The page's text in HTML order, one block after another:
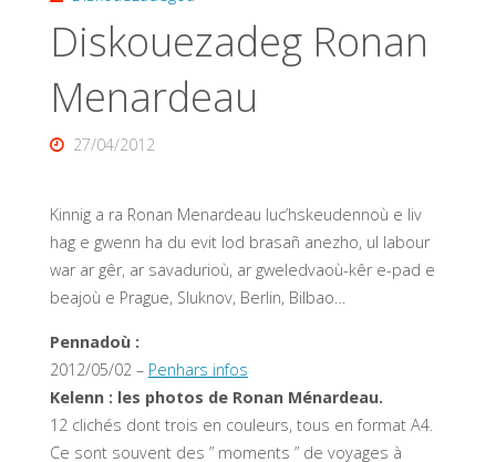
Diskouezadeg Ronan
Menardeau
27/04/2012
Kinnig a ra Ronan Menardeau luc’hskeudennoù e liv
hag e gwenn ha du evit lod brasañ anezho, ul labour
war ar gêr, ar savadurioù, ar gweledvaoù-kêr e-pad e
beajoù e Prague, Sluknov, Berlin, Bilbao…
Pennadoù :
2012/05/02 – Penhars infos
Kelenn : les photos de Ronan Ménardeau.
12 clichés dont trois en couleurs, tous en format A4.
Ce sont souvent des ” moments ” de voyages à